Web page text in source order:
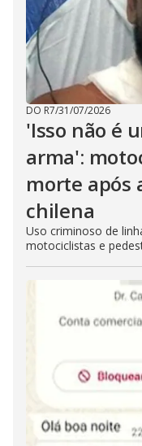
DO R7/31/07/2026
'Isso não é
arma':
morte após
chilena
Uso criminoso de
motociclistas e